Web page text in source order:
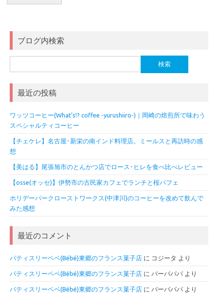
ブログ内検索
索:
最近の投稿
ワッツコーヒー(What’s!? coffee -yurushiiro-)｜岡崎の焙煎所で味わう
スペシャルティコーヒー
【チェケレ】名古屋･新栄の南インド料理店。ミールスと再訪時の感
想
【美はる】尾張旭市のとんかつ店でロース･ヒレを食べ比べレビュー
【osse(オッセ)】伊勢市の古民家カフェでランチと桜パフェ
ホリデーパークローストワークス(中津川)のコーヒーを改めて飲んで
みた感想
最近のコメント
パティスリーベベ(Bébé)東郷のフランス菓子店 に コジータ より
パティスリーベベ(Bébé)東郷のフランス菓子店 に バーバパパ より
パティスリーベベ(Bébé)東郷のフランス菓子店 に バーバパパ より